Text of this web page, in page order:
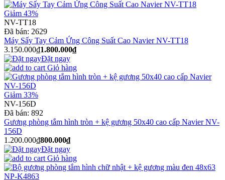
Giảm 43%
NV-TT18
Đã bán: 2629
Máy Sấy Tay Cảm Ứng Công Suất Cao Navier NV-TT18
3.150.000₫1.800.000₫
Đặt ngay
Giỏ hàng
Giảm 33%
NV-156D
Đã bán: 892
Gương phòng tắm hình tròn + kệ gương 50x40 cao cấp Navier NV-
156D
1.200.000₫800.000₫
Đặt ngay
Giỏ hàng